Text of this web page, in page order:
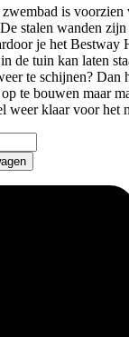
is voorzien
stalen wanden zijn
je het
de tuin kan laten
te schijnen? Dan
te bouwen maar
weer klaar voor het